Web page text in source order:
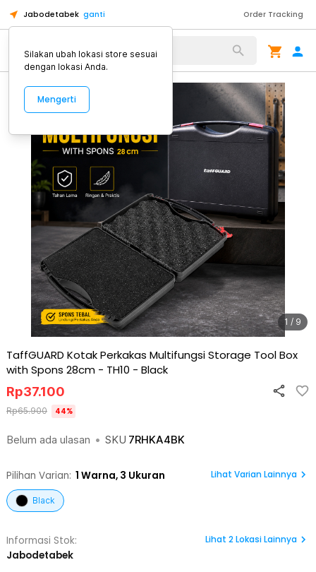
Jabodetabek ganti Order Tracking
Alat Kopi
1 / 9
TaffGUARD Kotak Perkakas Multifungsi Storage Tool Box
with Spons 28cm - TH10 - Black
Belum ada ulasan • SKU 7RHKA4BK
Rp37.100
Rp65.900 44%
Pilihan Varian: 1 Warna, 3 Ukuran Lihat Varian Lainnya
Black
Informasi Stok:
Jabodetabek
Lihat 2Lokasi Lainnya
Silakan ubah lokasi store sesuai
dengan lokasi Anda.
Mengerti